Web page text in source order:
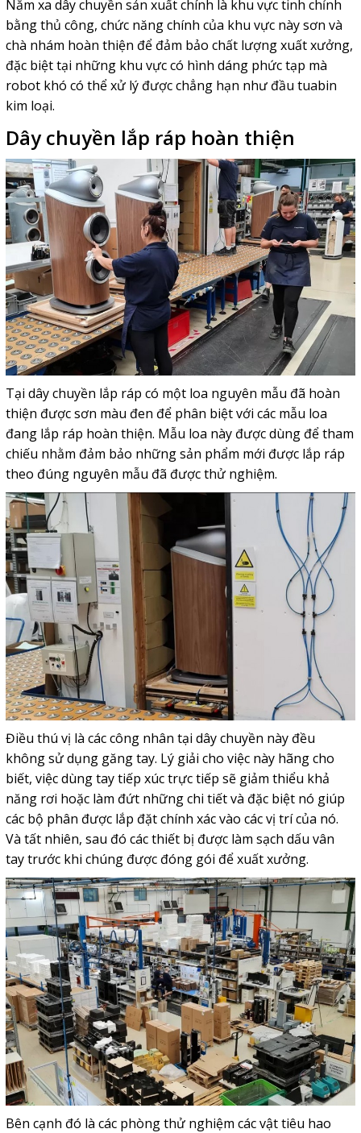
Nằm xa dây chuyền sản xuất chính là khu vực tinh chỉnh
bằng thủ công, chức năng chính của khu vực này sơn và
chà nhám hoàn thiện để đảm bảo chất lượng xuất xưởng,
đặc biệt tại những khu vực có hình dáng phức tạp mà
robot khó có thể xử lý được chẳng hạn như đầu tuabin
kim loại.
Dây chuyền lắp ráp hoàn thiện
Tại dây chuyền lắp ráp có một loa nguyên mẫu đã hoàn
thiện được sơn màu đen để phân biệt với các mẫu loa
đang lắp ráp hoàn thiện. Mẫu loa này được dùng để tham
chiếu nhằm đảm bảo những sản phẩm mới được lắp ráp
theo đúng nguyên mẫu đã được thử nghiệm.
Điều thú vị là các công nhân tại dây chuyền này đều
không sử dụng găng tay. Lý giải cho việc này hãng cho
biết, việc dùng tay tiếp xúc trực tiếp sẽ giảm thiểu khả
năng rơi hoặc làm đứt những chi tiết và đặc biệt nó giúp
các bộ phân được lắp đặt chính xác vào các vị trí của nó.
Và tất nhiên, sau đó các thiết bị được làm sạch dấu vân
tay trước khi chúng được đóng gói để xuất xưởng.
Bên cạnh đó là các phòng thử nghiệm các vật tiêu hao